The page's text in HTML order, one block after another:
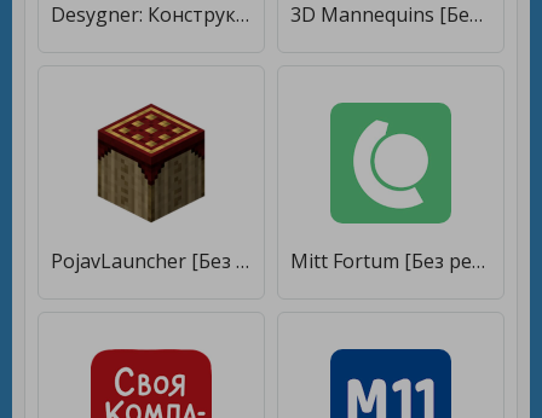
Desygner: Конструктор/редактор графики [Без рекламы] 3D Mannequins [Без рекламы]
PojavLauncher [Без рекламы] Mitt Fortum [Без рекламы]